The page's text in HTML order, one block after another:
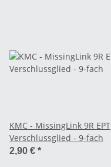
KMC - MissingLink 9R EPT
Verschlussglied - 9-fach
2,90 € *